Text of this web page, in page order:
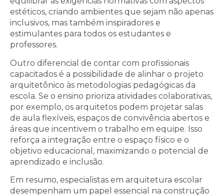
estéticos, criando ambientes que sejam não apenas
inclusivos, mas também inspiradores e
estimulantes para todos os estudantes e
professores.
Outro diferencial de contar com profissionais
capacitados é a possibilidade de alinhar o projeto
arquitetônico às metodologias pedagógicas da
escola. Se o ensino prioriza atividades colaborativas,
por exemplo, os arquitetos podem projetar salas
de aula flexíveis, espaços de convivência abertos e
áreas que incentivem o trabalho em equipe. Isso
reforça a integração entre o espaço físico e o
objetivo educacional, maximizando o potencial de
aprendizado e inclusão.
Em resumo, especialistas em arquitetura escolar
desempenham um papel essencial na construção